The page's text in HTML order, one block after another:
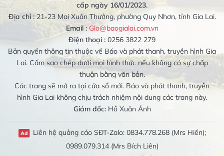
cấp ngày 16/01/2023.
Địa chỉ :21-23 Mai Xuân Thưởng, phường Quy Nhơn, tỉnh Gia Lai.
Email : Glo@baogialai.com.vn
Điện thoại : 0256 3822 279
Bản quyền thông tin thuộc về Báo và phát thanh, truyền hình Gia
Lai. Cấm sao chép dưới mọi hình thức nếu không có sự chấp
thuận bằng văn bản.
Các trang sẽ mở ra tại cửa sổ mới. Báo và phát thanh, truyền
hình Gia Lai không chịu trách nhiệm nội dung các trang này.
Giám đốc:Hồ Xuân Ánh
Liên hệ quảng cáo SĐT-Zalo: 0834.778.268 (Mrs Hiền);
0989.079.314 (Mrs Bích Liên)